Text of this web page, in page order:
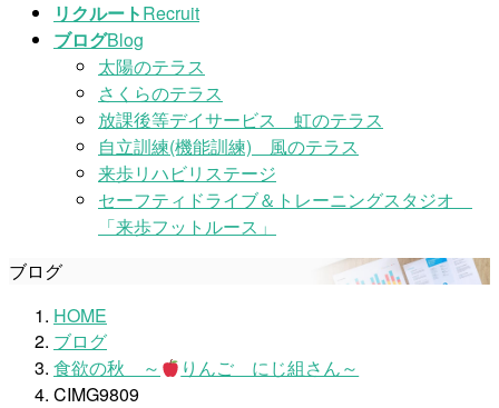
リクルートRecruit
ブログBlog
太陽のテラス
さくらのテラス
放課後等デイサービス 虹のテラス
自立訓練(機能訓練) 風のテラス
来歩リハビリステージ
セーフティドライブ＆トレーニングスタジオ
「来歩フットルース」
ブログ
HOME
ブログ
食欲の秋 ～
りんご にじ組さん～
CIMG9809